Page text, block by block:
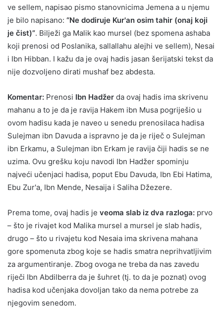
ve sellem, napisao pismo stanovnicima Jemena a u njemu
je bilo napisano: “Ne dodiruje Kur'an osim tahir (onaj koji
je čist)”. Bilježi ga Malik kao mursel (bez spomena ashaba
koji prenosi od Poslanika, sallallahu alejhi ve sellem), Nesai
i Ibn Hibban. I kažu da je ovaj hadis jasan šerijatski tekst da
nije dozvoljeno dirati mushaf bez abdesta.
Komentar: Prenosi Ibn Hadžer da ovaj hadis ima skrivenu
mahanu a to je da je ravija Hakem ibn Musa pogriješio u
ovom hadisu kada je naveo u senedu prenosilaca hadisa
Sulejman ibn Davuda a ispravno je da je riječ o Sulejman
ibn Erkamu, a Sulejman ibn Erkam je ravija čiji hadis se ne
uzima. Ovu grešku koju navodi Ibn Hadžer spominju
najveći učenjaci hadisa, poput Ebu Davuda, Ibn Ebi Hatima,
Ebu Zur'a, Ibn Mende, Nesaija i Saliha Džezere.
Prema tome, ovaj hadis je veoma slab iz dva razloga: prvo
– što je rivajet kod Malika mursel a mursel je slab hadis,
drugo – što u rivajetu kod Nesaia ima skrivena mahana
gore spomenuta zbog koje se hadis smatra neprihvatljivim
za argumentiranje. Zbog ovoga ne treba da nas zavedu
riječi Ibn Abdilberra da je šuhret (tj. to da je poznat) ovog
hadisa kod učenjaka dovoljan tako da nema potrebe za
njegovim senedom.